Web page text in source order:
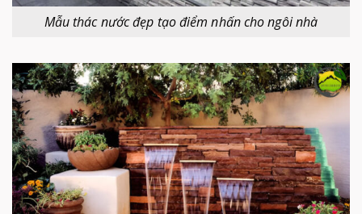
Mẫu thác nước đẹp tạo điểm nhấn cho ngôi nhà